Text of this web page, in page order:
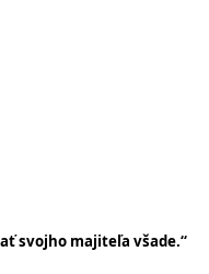
svojho majiteľa všade.“